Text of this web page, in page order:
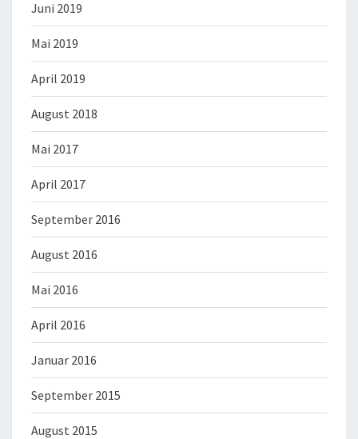
Juni 2019
Mai 2019
April 2019
August 2018
Mai 2017
April 2017
September 2016
August 2016
Mai 2016
April 2016
Januar 2016
September 2015
August 2015